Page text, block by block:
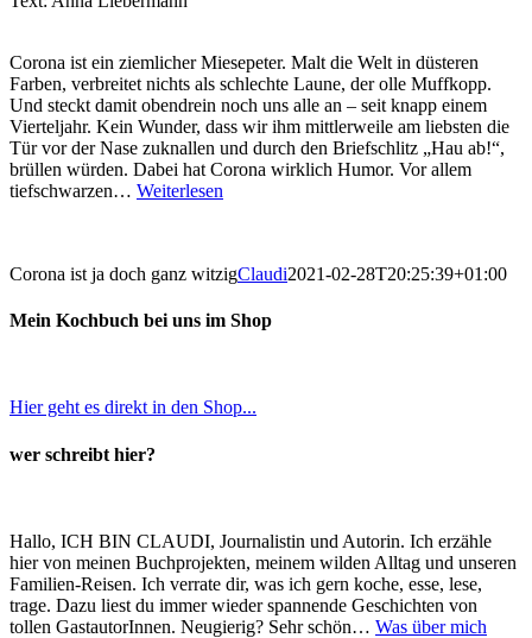
Corona ist ein ziemlicher Miesepeter. Malt die Welt in düsteren
Farben, verbreitet nichts als schlechte Laune, der olle Muffkopp.
Und steckt damit obendrein noch uns alle an – seit knapp einem
Vierteljahr. Kein Wunder, dass wir ihm mittlerweile am liebsten die
Tür vor der Nase zuknallen und durch den Briefschlitz „Hau ab!“,
brüllen würden. Dabei hat Corona wirklich Humor. Vor allem
tiefschwarzen… Weiterlesen
Corona ist ja doch ganz witzigClaudi2021-02-28T20:25:39+01:00
Mein Kochbuch bei uns im Shop
Hier geht es direkt in den Shop...
wer schreibt hier?
Hallo, ICH BIN CLAUDI, Journalistin und Autorin. Ich erzähle
hier von meinen Buchprojekten, meinem wilden Alltag und unseren
Familien-Reisen. Ich verrate dir, was ich gern koche, esse, lese,
trage. Dazu liest du immer wieder spannende Geschichten von
tollen GastautorInnen. Neugierig? Sehr schön… Was über mich